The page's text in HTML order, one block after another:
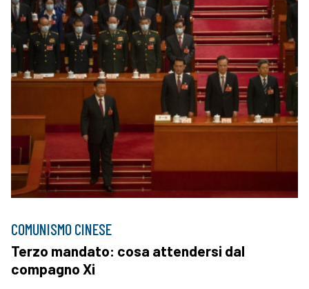
COMUNISMO CINESE
Terzo mandato: cosa attendersi dal
compagno Xi